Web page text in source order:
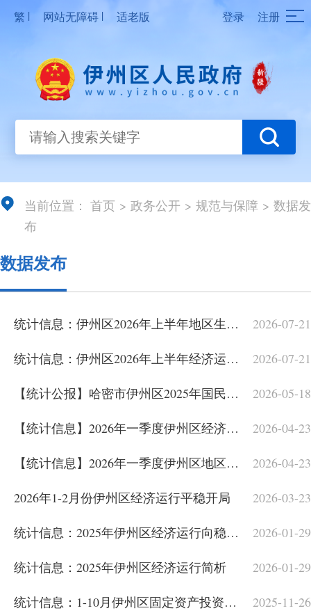
繁 | 网站无障碍 | 适老版 登录 注册
当前位置： 首页 > 政务公开 > 规范与保障 > 数据发
布
数据发布
2026-07-21
统计信息：伊州区2026年上半年地区生产总值同比增长5.0%
2026-07-21
统计信息：伊州区2026年上半年经济运行简析
2026-05-18
【统计公报】哈密市伊州区2025年国民经济和社会发展统计公报
2026-04-23
【统计信息】2026年一季度伊州区经济运行总体平稳
2026-04-23
【统计信息】2026年一季度伊州区地区生产总值增长6.4%
2026-03-23
2026年1-2月份伊州区经济运行平稳开局
2026-01-29
统计信息：2025年伊州区经济运行向稳向新 地区生产总值增长7.6%
2026-01-29
统计信息：2025年伊州区经济运行简析
2025-11-26
统计信息：1-10月伊州区固定资产投资增势强劲